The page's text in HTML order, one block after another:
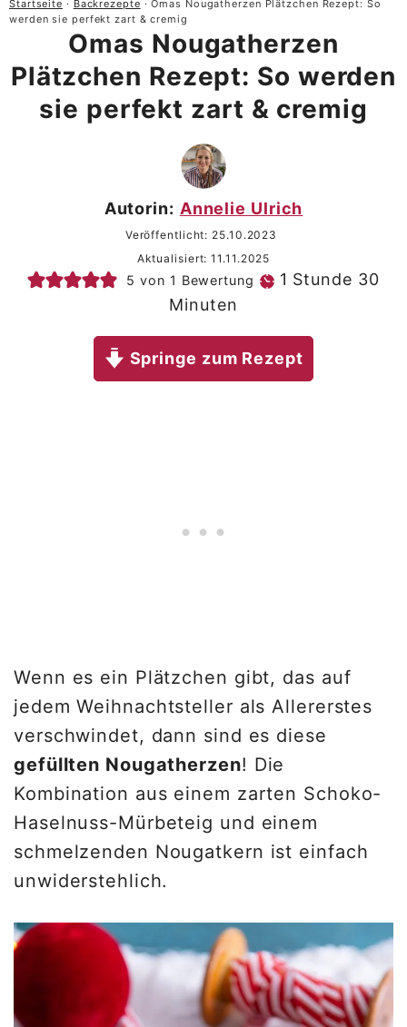
Startseite · Backrezepte ·Omas Nougatherzen Plätzchen Rezept: So
werden sie perfekt zart & cremig
Omas Nougatherzen
Plätzchen Rezept: So werden
sie perfekt zart & cremig
Autorin: Annelie Ulrich
Veröffentlicht: 25.10.2023
Aktualisiert:11.11.2025
5 von 1 Bewertung 1 Stunde
Stunde 30
Minuten
Springe zum Rezept
Wenn es ein Plätzchen gibt, das auf
jedem Weihnachtsteller als Allererstes
verschwindet, dann sind es diese
gefüllten Nougatherzen! Die
Kombination aus einem zarten Schoko-
Haselnuss-Mürbeteig und einem
schmelzenden Nougatkern ist einfach
unwiderstehlich.